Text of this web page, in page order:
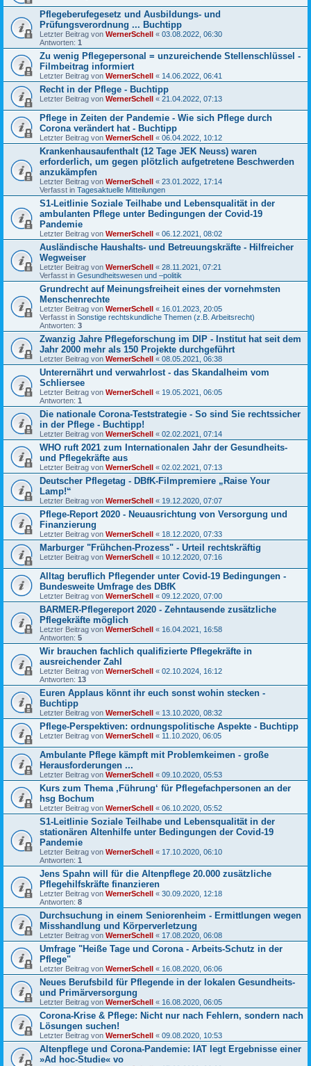
Pflegeberufegesetz und Ausbildungs- und
Prüfungsverordnung ... Buchtipp
Letzter Beitrag von WernerSchell « 03.08.2022, 06:30
Antworten: 1
Zu wenig Pflegepersonal = unzureichende Stellenschlüssel -
Filmbeitrag informiert
Letzter Beitrag von WernerSchell « 14.06.2022, 06:41
Recht in der Pflege - Buchtipp
Letzter Beitrag von WernerSchell « 21.04.2022, 07:13
Pflege in Zeiten der Pandemie - Wie sich Pflege durch
Corona verändert hat - Buchtipp
Letzter Beitrag von WernerSchell « 06.04.2022, 10:12
Krankenhausaufenthalt (12 Tage JEK Neuss) waren
erforderlich, um gegen plötzlich aufgetretene Beschwerden
anzukämpfen
Letzter Beitrag von WernerSchell « 23.01.2022, 17:14
Verfasst in Tagesaktuelle Mitteilungen
S1-Leitlinie Soziale Teilhabe und Lebensqualität in der
ambulanten Pflege unter Bedingungen der Covid-19
Pandemie
Letzter Beitrag von WernerSchell « 06.12.2021, 08:02
Ausländische Haushalts- und Betreuungskräfte - Hilfreicher
Wegweiser
Letzter Beitrag von WernerSchell « 28.11.2021, 07:21
Verfasst in Gesundheitswesen und –politik
Grundrecht auf Meinungsfreiheit eines der vornehmsten
Menschenrechte
Letzter Beitrag von WernerSchell « 16.01.2023, 20:05
Verfasst in Sonstige rechtskundliche Themen (z.B. Arbeitsrecht)
Antworten: 3
Zwanzig Jahre Pflegeforschung im DIP - Institut hat seit dem
Jahr 2000 mehr als 150 Projekte durchgeführt
Letzter Beitrag von WernerSchell « 08.05.2021, 06:38
Unterernährt und verwahrlost - das Skandalheim vom
Schliersee
Letzter Beitrag von WernerSchell « 19.05.2021, 06:05
Antworten: 1
Die nationale Corona-Teststrategie - So sind Sie rechtssicher
in der Pflege - Buchtipp!
Letzter Beitrag von WernerSchell « 02.02.2021, 07:14
WHO ruft 2021 zum Internationalen Jahr der Gesundheits-
und Pflegekräfte aus
Letzter Beitrag von WernerSchell « 02.02.2021, 07:13
Deutscher Pflegetag - DBfK-Filmpremiere „Raise Your
Lamp!“
Letzter Beitrag von WernerSchell « 19.12.2020, 07:07
Pflege-Report 2020 - Neuausrichtung von Versorgung und
Finanzierung
Letzter Beitrag von WernerSchell « 18.12.2020, 07:33
Marburger "Frühchen-Prozess" - Urteil rechtskräftig
Letzter Beitrag von WernerSchell « 10.12.2020, 07:16
Alltag beruflich Pflegender unter Covid-19 Bedingungen -
Bundesweite Umfrage des DBfK
Letzter Beitrag von WernerSchell « 09.12.2020, 07:00
BARMER-Pflegereport 2020 - Zehntausende zusätzliche
Pflegekräfte möglich
Letzter Beitrag von WernerSchell « 16.04.2021, 16:58
Antworten: 5
Wir brauchen fachlich qualifizierte Pflegekräfte in
ausreichender Zahl
Letzter Beitrag von WernerSchell « 02.10.2024, 16:12
Antworten: 13
Euren Applaus könnt ihr euch sonst wohin stecken -
Buchtipp
Letzter Beitrag von WernerSchell « 13.10.2020, 08:32
Pflege-Perspektiven: ordnungspolitische Aspekte - Buchtipp
Letzter Beitrag von WernerSchell « 11.10.2020, 06:05
Ambulante Pflege kämpft mit Problemkeimen - große
Herausforderungen ...
Letzter Beitrag von WernerSchell « 09.10.2020, 05:53
Kurs zum Thema ‚Führung‘ für Pflegefachpersonen an der
hsg Bochum
Letzter Beitrag von WernerSchell « 06.10.2020, 05:52
S1-Leitlinie Soziale Teilhabe und Lebensqualität in der
stationären Altenhilfe unter Bedingungen der Covid-19
Pandemie
Letzter Beitrag von WernerSchell « 17.10.2020, 06:10
Antworten: 1
Jens Spahn will für die Altenpflege 20.000 zusätzliche
Pflegehilfskräfte finanzieren
Letzter Beitrag von WernerSchell « 30.09.2020, 12:18
Antworten: 8
Durchsuchung in einem Seniorenheim - Ermittlungen wegen
Misshandlung und Körperverletzung
Letzter Beitrag von WernerSchell « 17.08.2020, 06:08
Umfrage "Heiße Tage und Corona - Arbeits-Schutz in der
Pflege"
Letzter Beitrag von WernerSchell « 16.08.2020, 06:06
Neues Berufsbild für Pflegende in der lokalen Gesundheits-
und Primärversorgung
Letzter Beitrag von WernerSchell « 16.08.2020, 06:05
Corona-Krise & Pflege: Nicht nur nach Fehlern, sondern nach
Lösungen suchen!
Letzter Beitrag von WernerSchell « 09.08.2020, 10:53
Altenpflege und Corona-Pandemie: IAT legt Ergebnisse einer
»Ad hoc-Studie« vo